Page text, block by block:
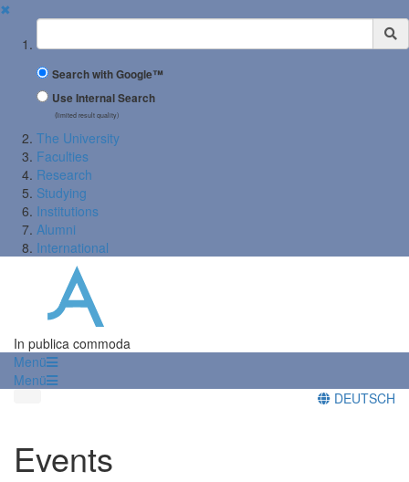
✖
Suchbegriff
Search with Google™
Use Internal Search
(limited result quality)
The University
Faculties
Research
Studying
Institutions
Alumni
International
In publica commoda
Menü
Menü
DEUTSCH
Events